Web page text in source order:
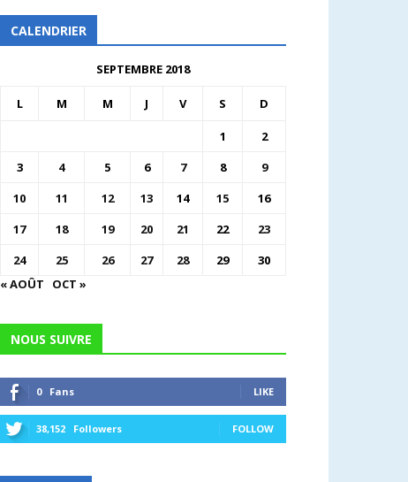
CALENDRIER
SEPTEMBRE 2018
L M M J V S D
1
2
3
4 5 6 7 8
9
10
11 12 13 14 15
16
17
18 19 20 21 22
23
24
25 26 27 28 29
30
« AOÛT
OCT »
NOUS SUIVRE
0 Fans LIKE
38,152 Followers FOLLOW